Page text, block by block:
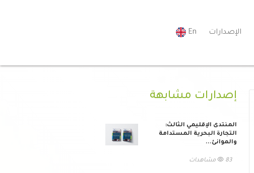
الإصدارات En
إصدارات مشابهة
المنتدى الإقليمي الثالث:
التجارة البحرية المستدامة
والموانئ...
83 مشاهدات